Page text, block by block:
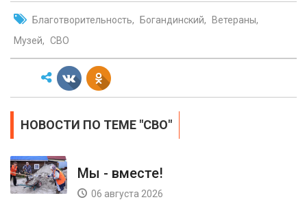
Благотворительность Богандинский
Ветераны
Музей
СВО
НОВОСТИ ПО ТЕМЕ "СВО"
Мы - вместе!
06 августа 2026